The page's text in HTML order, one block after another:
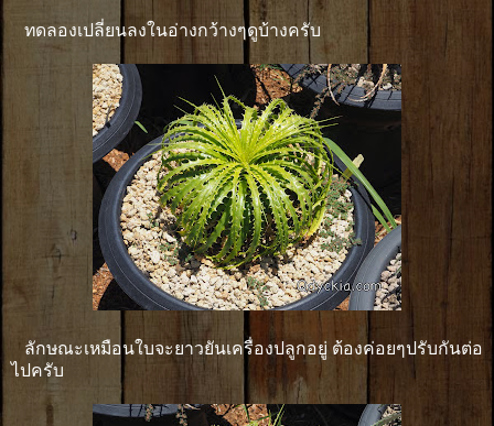
ทดลองเปลี่ยนลงในอ่างกว้างๆดูบ้างครับ
ลักษณะเหมือนใบจะยาวยันเครื่องปลูกอยู่ ต้องค่อยๆปรับกันต่อ
ไปครับ